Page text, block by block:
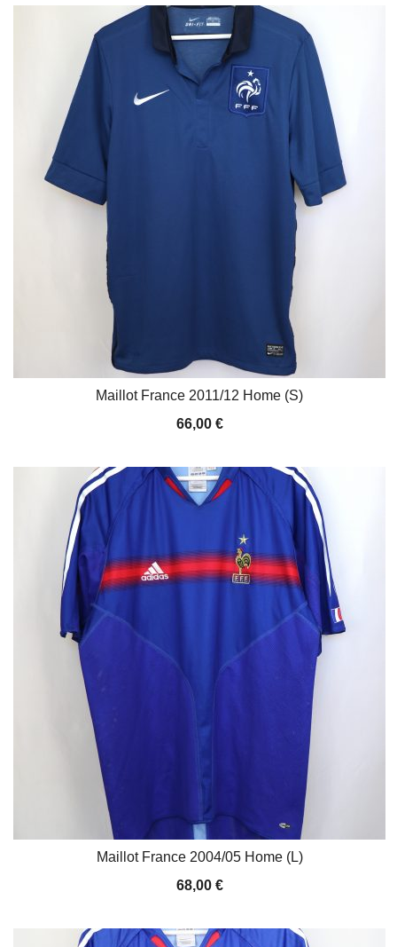
Maillot France 2011/12 Home (S)
66,00 €
Maillot France 2004/05 Home (L)
68,00 €